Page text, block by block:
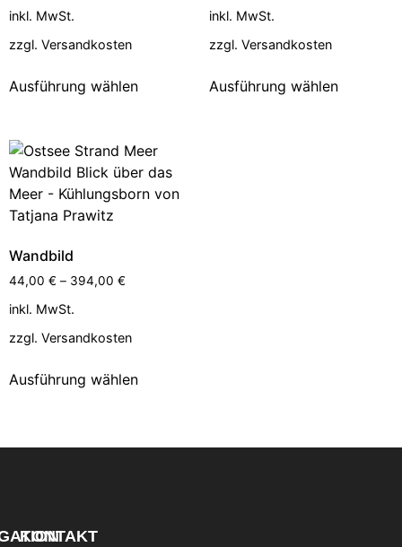
inkl. MwSt.
zzgl. Versandkosten
Ausführung wählen
inkl. MwSt.
zzgl. Versandkosten
Ausführung wählen
Wandbild
44,00 € – 394,00 €
inkl. MwSt.
zzgl. Versandkosten
Ausführung wählen
KONTAKT